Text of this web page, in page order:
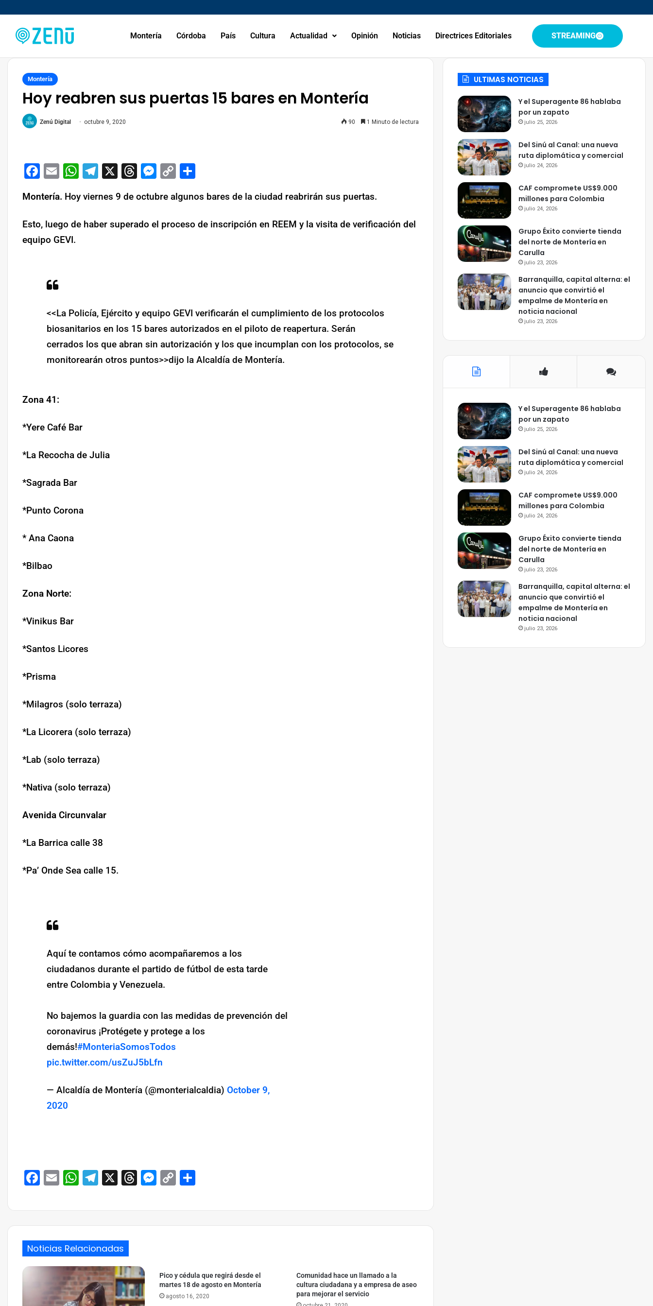
Montería Córdoba País Cultura Actualidad Opinión Noticias Directrices Editoriales STREAMING
Montería
Hoy reabren sus puertas 15 bares en Montería
Zenú Digital octubre 9, 2020 90 1 Minuto de lectura
Facebook
EmailWhatsApp
Telegram
X Threads
Messenger
Copy
Montería. Hoy viernes 9 de octubre algunos bares de la ciudad reabrirán sus puertas.
Esto, luego de haber superado el proceso de inscripción en REEM y la visita de verificación del
equipo GEVI.
<<La Policía, Ejército y equipo GEVI verificarán el cumplimiento de los protocolos
biosanitarios en los 15 bares autorizados en el piloto de reapertura. Serán
cerrados los que abran sin autorización y los que incumplan con los protocolos, se
monitorearán otros puntos>>dijo la Alcaldía de Montería.
Zona 41:
*Yere Café Bar
*La Recocha de Julia
*Sagrada Bar
*Punto Corona
* Ana Caona
*Bilbao
Zona Norte:
*Vinikus Bar
*Santos Licores
*Prisma
*Milagros (solo terraza)
*La Licorera (solo terraza)
*Lab (solo terraza)
*Nativa (solo terraza)
Avenida Circunvalar
*La Barrica calle 38
*Pa’ Onde Sea calle 15.
Aquí te contamos cómo acompañaremos a los
ciudadanos durante el partido de fútbol de esta tarde
entre Colombia y Venezuela.
No bajemos la guardia con las medidas de prevención del
coronavirus ¡Protégete y protege a los
demás!#MonteriaSomosTodos
pic.twitter.com/usZuJ5bLfn
— Alcaldía de Montería (@monterialcaldia) October 9,
2020
Facebook
EmailWhatsApp
Telegram
X Threads
Messenger
Copy
Noticias Relacionadas
Pico y cédula que regirá desde el
martes 18 de agosto en Montería
agosto 16, 2020
Comunidad hace un llamado a la
cultura ciudadana y a empresa de aseo
para mejorar el servicio
ULTIMAS NOTICIAS
Y el Superagente 86 hablaba
por un zapato
julio 25, 2026
Del Sinú al Canal: una nueva
ruta diplomática y comercial
julio 24, 2026
CAF compromete US$9.000
millones para Colombia
julio 24, 2026
Grupo Éxito convierte tienda
del norte de Montería en
Carulla
julio 23, 2026
Barranquilla, capital alterna: el
anuncio que convirtió el
empalme de Montería en
noticia nacional
julio 23, 2026
Y el Superagente 86 hablaba
por un zapato
julio 25, 2026
Del Sinú al Canal: una nueva
ruta diplomática y comercial
julio 24, 2026
CAF compromete US$9.000
millones para Colombia
julio 24, 2026
Grupo Éxito convierte tienda
del norte de Montería en
Carulla
julio 23, 2026
Barranquilla, capital alterna: el
anuncio que convirtió el
empalme de Montería en
noticia nacional
julio 23, 2026